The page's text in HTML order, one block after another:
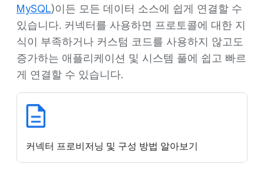
MySQL)이든 모든 데이터 소스에 쉽게 연결할 수
있습니다. 커넥터를 사용하면 프로토콜에 대한 지
식이 부족하거나 커스텀 코드를 사용하지 않고도
증가하는 애플리케이션 및 시스템 풀에 쉽고 빠르
게 연결할 수 있습니다.
커넥터 프로비저닝 및 구성 방법 알아보기